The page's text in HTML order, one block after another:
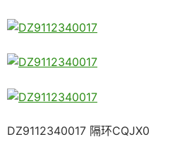
DZ9112340017 隔环CQJX0